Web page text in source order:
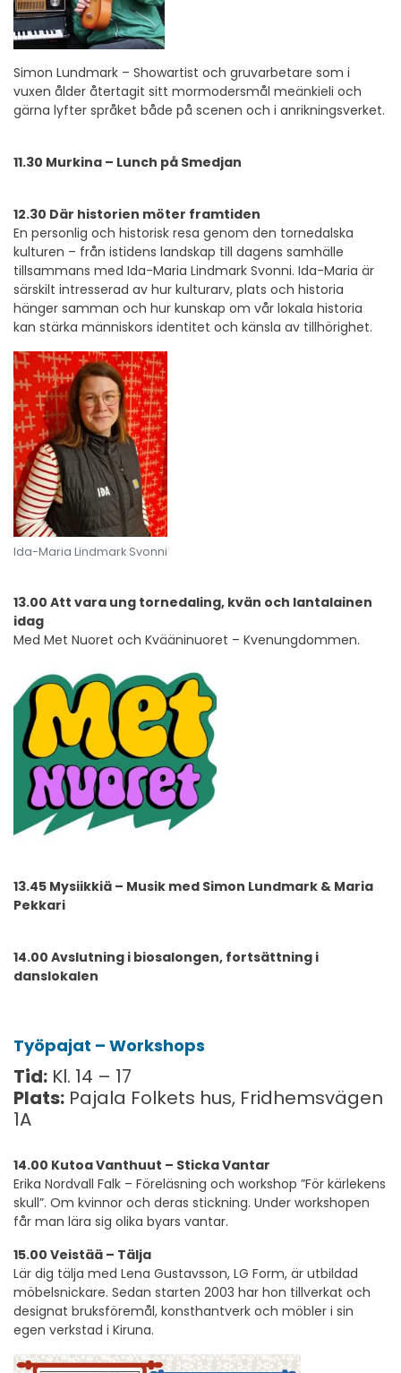
Simon Lundmark – Showartist och gruvarbetare som i
vuxen ålder återtagit sitt mormodersmål meänkieli och
gärna lyfter språket både på scenen och i anrikningsverket.
11.30 Murkina – Lunch på Smedjan
12.30 Där historien möter framtiden
En personlig och historisk resa genom den tornedalska
kulturen – från istidens landskap till dagens samhälle
tillsammans med Ida-Maria Lindmark Svonni. Ida-Maria är
särskilt intresserad av hur kulturarv, plats och historia
hänger samman och hur kunskap om vår lokala historia
kan stärka människors identitet och känsla av tillhörighet.
Ida-Maria Lindmark Svonni
13.00 Att vara ung tornedaling, kvän och lantalainen
idag
Med Met Nuoret och Kvääninuoret – Kvenungdommen.
13.45 Mysiikkiä – Musik med Simon Lundmark & Maria
Pekkari
14.00 Avslutning i biosalongen, fortsättning i
danslokalen
Työpajat – Workshops
Tid: Kl. 14 – 17
Plats: Pajala Folkets hus, Fridhemsvägen
1A
14.00 Kutoa Vanthuut – Sticka Vantar
Erika Nordvall Falk – Föreläsning och workshop ”För kärlekens
skull”. Om kvinnor och deras stickning. Under workshopen
får man lära sig olika byars vantar.
15.00 Veistää – Tälja
Lär dig tälja med Lena Gustavsson, LG Form, är utbildad
möbelsnickare. Sedan starten 2003 har hon tillverkat och
designat bruksföremål, konsthantverk och möbler i sin
egen verkstad i Kiruna.